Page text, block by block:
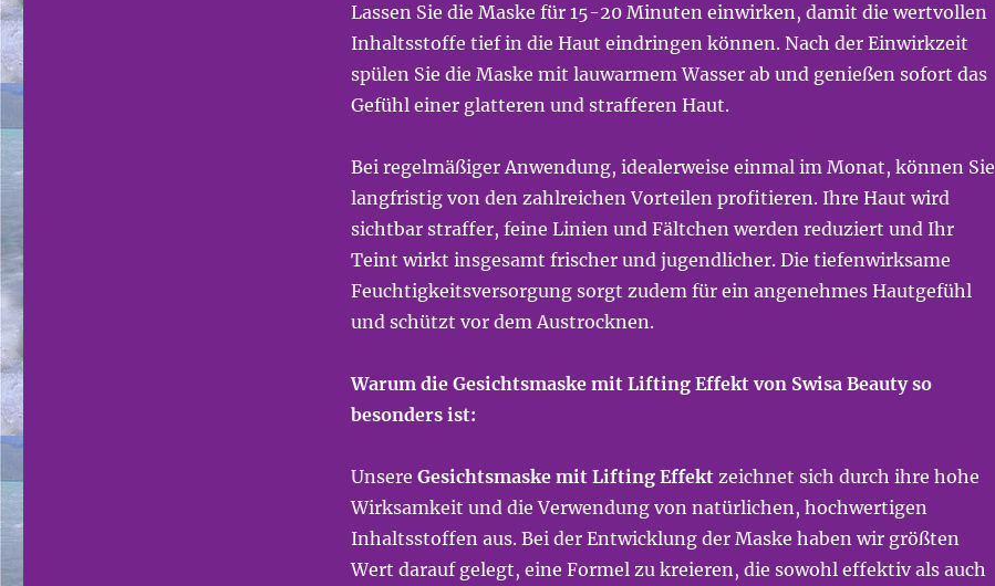
Lassen Sie die Maske für 15-20 Minuten einwirken, damit die wertvollen
Inhaltsstoffe tief in die Haut eindringen können. Nach der Einwirkzeit
spülen Sie die Maske mit lauwarmem Wasser ab und genießen sofort das
Gefühl einer glatteren und strafferen Haut.
Bei regelmäßiger Anwendung, idealerweise einmal im Monat, können Sie
langfristig von den zahlreichen Vorteilen profitieren. Ihre Haut wird
sichtbar straffer, feine Linien und Fältchen werden reduziert und Ihr
Teint wirkt insgesamt frischer und jugendlicher. Die tiefenwirksame
Feuchtigkeitsversorgung sorgt zudem für ein angenehmes Hautgefühl
und schützt vor dem Austrocknen.
Warum die Gesichtsmaske mit Lifting Effekt von Swisa Beauty so
besonders ist:
Unsere Gesichtsmaske mit Lifting Effektzeichnet sich durch ihre hohe
Wirksamkeit und die Verwendung von natürlichen, hochwertigen
Inhaltsstoffen aus. Bei der Entwicklung der Maske haben wir größten
Wert darauf gelegt, eine Formel zu kreieren, die sowohl effektiv als auch